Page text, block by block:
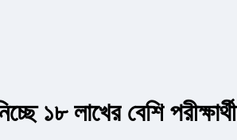
১৮ লাখের বেশি পরীক্ষার্থী